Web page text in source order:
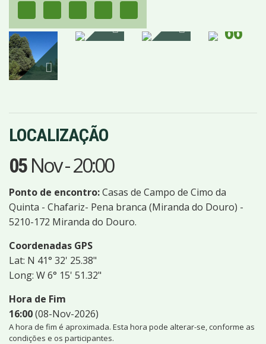
66
IMAGENS
LOCALIZAÇÃO
05 Nov-20:00
Ponto de encontro:Casas de Campo de Cimo da
Quinta - Chafariz- Pena branca (Miranda do Douro) -
5210-172 Miranda do Douro.
Coordenadas GPS
Lat: N 41° 32' 25.38"
Long: W 6° 15' 51.32"
Hora de Fim
16:00(08-Nov-2026)
A hora de fim é aproximada. Esta hora pode alterar-se, conforme as
condições e os participantes.